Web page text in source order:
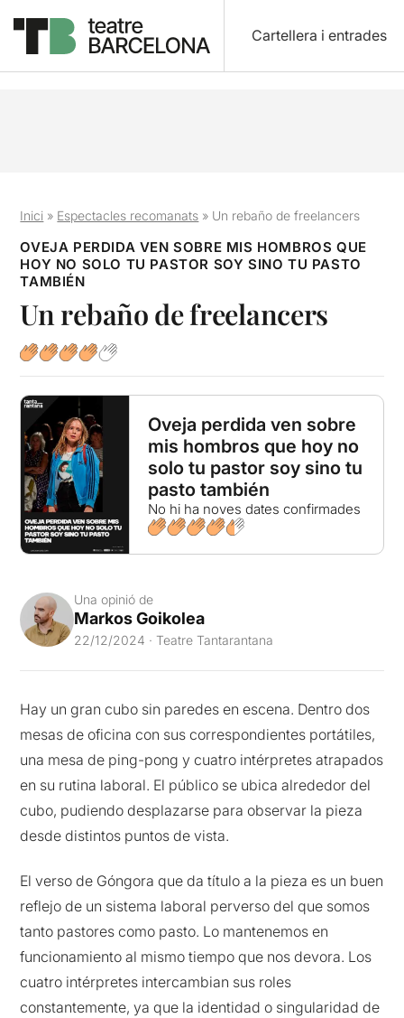
Cartellera i entrades
Inici » Espectacles recomanats » Un rebaño de freelancers
OVEJA PERDIDA VEN SOBRE MIS HOMBROS QUE
HOY NO SOLO TU PASTOR SOY SINO TU PASTO
TAMBIÉN
Un rebaño de freelancers
Oveja perdida ven sobre
mis hombros que hoy no
solo tu pastor soy sino tu
pasto también
No hi ha noves dates confirmades
Una opinió de
Markos Goikolea
22/12/2024 · Teatre Tantarantana
Hay un gran cubo sin paredes en escena. Dentro dos
mesas de oficina con sus correspondientes portátiles,
una mesa de ping-pong y cuatro intérpretes atrapados
en su rutina laboral. El público se ubica alrededor del
cubo, pudiendo desplazarse para observar la pieza
desde distintos puntos de vista.
El verso de Góngora que da título a la pieza es un buen
reflejo de un sistema laboral perverso del que somos
tanto pastores como pasto. Lo mantenemos en
funcionamiento al mismo tiempo que nos devora. Los
cuatro intérpretes intercambian sus roles
constantemente, ya que la identidad o singularidad de